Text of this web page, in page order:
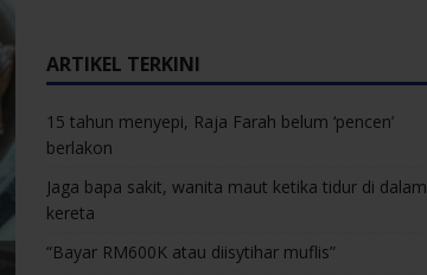
ARTIKEL TERKINI
15 tahun menyepi, Raja Farah belum ‘pencen’
berlakon
Jaga bapa sakit, wanita maut ketika tidur di dalam
kereta
“Bayar RM600K atau diisytihar muflis”